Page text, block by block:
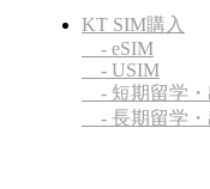
KT SIM購入
- eSIM
- USIM
- 短期留学・
- 長期留学・